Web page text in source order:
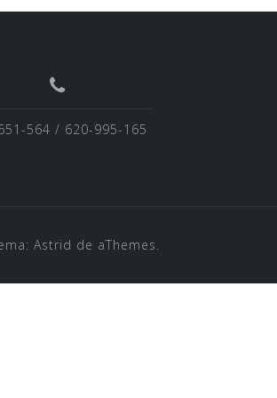
564 / 620-995-165
Astrid de aThemes.